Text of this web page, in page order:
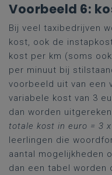
Voorbeeld 6:
Bij veel taxibedrijven
kost, ook de
kost per km (soms
per minuut bij
voorbeeld uit van een
variabele kost van 3
dan worden
totale kost in euro = 3
leerlingen die
aantal mogelijkheden
dan een tabel worden